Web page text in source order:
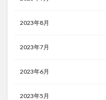
2023年8月
2023年7月
2023年6月
2023年5月